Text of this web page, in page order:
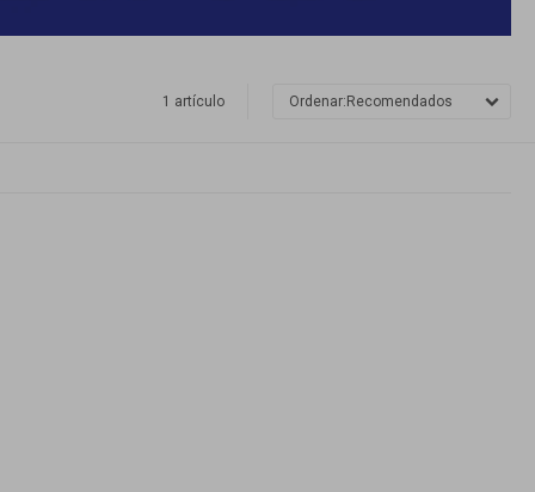
1 artículo Recomendados